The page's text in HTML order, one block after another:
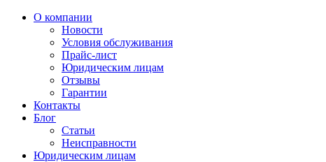
О компании
Новости
Условия обслуживания
Прайс-лист
Юридическим лицам
Отзывы
Гарантии
Контакты
Блог
Статьи
Неисправности
Юридическим лицам